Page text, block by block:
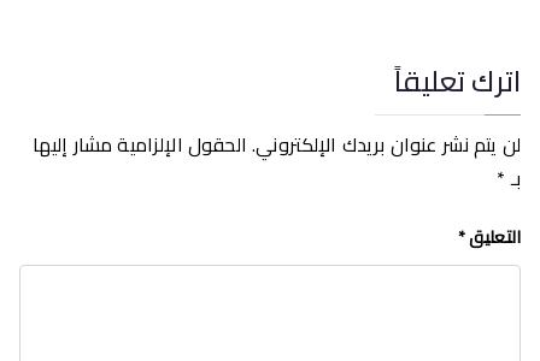
اترك تعليقاً
لن يتم نشر عنوان بريدك الإلكتروني. الحقول الإلزامية مشار إليها
بـ*
التعليق*